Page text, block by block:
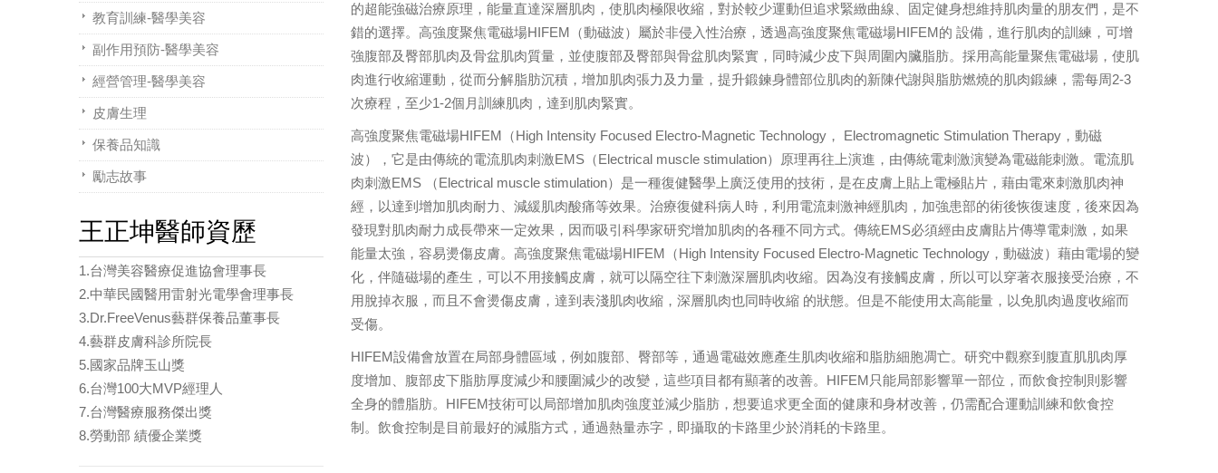
的超能強磁治療原理，能量直達深層肌肉，使肌肉極限收縮，對於較少運動但追求緊緻曲線、固定健身想維持肌肉量的朋友們，是不
錯的選擇。高強度聚焦電磁場HIFEM（動磁波）屬於非侵入性治療，透過高強度聚焦電磁場HIFEM的 設備，進行肌肉的訓練，可增
強腹部及臀部肌肉及骨盆肌肉質量，並使腹部及臀部與骨盆肌肉緊實，同時減少皮下與周圍內臟脂肪。採用高能量聚焦電磁場，使肌
肉進行收縮運動，從而分解脂肪沉積，增加肌肉張力及力量，提升鍛鍊身體部位肌肉的新陳代謝與脂肪燃燒的肌肉鍛練，需每周2-3
次療程，至少1-2個月訓練肌肉，達到肌肉緊實。
高強度聚焦電磁場HIFEM（High Intensity Focused Electro-Magnetic Technology， Electromagnetic Stimulation Therapy，動磁
波），它是由傳統的電流肌肉刺激EMS（Electrical muscle stimulation）原理再往上演進，由傳統電刺激演變為電磁能刺激。電流肌
肉刺激EMS （Electrical muscle stimulation）是一種復健醫學上廣泛使用的技術，是在皮膚上貼上電極貼片，藉由電來刺激肌肉神
經，以達到增加肌肉耐力、減緩肌肉酸痛等效果。治療復健科病人時，利用電流刺激神經肌肉，加強患部的術後恢復速度，後來因為
發現對肌肉耐力成長帶來一定效果，因而吸引科學家研究增加肌肉的各種不同方式。傳統EMS必須經由皮膚貼片傳導電刺激，如果
能量太強，容易燙傷皮膚。高強度聚焦電磁場HIFEM（High Intensity Focused Electro-Magnetic Technology，動磁波）藉由電場的變
化，伴隨磁場的產生，可以不用接觸皮膚，就可以隔空往下刺激深層肌肉收縮。因為沒有接觸皮膚，所以可以穿著衣服接受治療，不
用脫掉衣服，而且不會燙傷皮膚，達到表淺肌肉收縮，深層肌肉也同時收縮 的狀態。但是不能使用太高能量，以免肌肉過度收縮而
受傷。
HIFEM設備會放置在局部身體區域，例如腹部、臀部等，通過電磁效應產生肌肉收縮和脂肪細胞凋亡。研究中觀察到腹直肌肌肉厚
度增加、腹部皮下脂肪厚度減少和腰圍減少的改變，這些項目都有顯著的改善。HIFEM只能局部影響單一部位，而飲食控制則影響
全身的體脂肪。HIFEM技術可以局部增加肌肉強度並減少脂肪，想要追求更全面的健康和身材改善，仍需配合運動訓練和飲食控
制。飲食控制是目前最好的減脂方式，通過熱量赤字，即攝取的卡路里少於消耗的卡路里。
教育訓練-醫學美容
副作用預防-醫學美容
經營管理-醫學美容
皮膚生理
保養品知識
勵志故事
王正坤醫師資歷
1.台灣美容醫療促進協會理事長
2.中華民國醫用雷射光電學會理事長
3.Dr.FreeVenus藝群保養品董事長
4.藝群皮膚科診所院長
5.國家品牌玉山獎
6.台灣100大MVP經理人
7.台灣醫療服務傑出獎
8.勞動部 績優企業獎